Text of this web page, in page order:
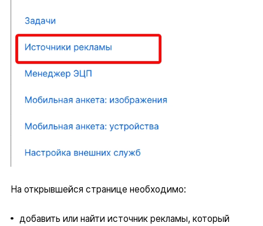
На открывшейся странице необходимо:
добавить или найти источник рекламы, который